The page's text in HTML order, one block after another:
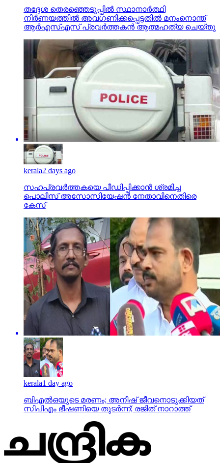
തദ്ദേശ തെരഞ്ഞെടുപ്പില്‍ സ്ഥാനാര്‍ത്ഥി
നിര്‍ണയത്തില്‍ അവഗണിക്കപ്പെട്ടതില്‍ മനംനൊന്ത്
ആര്‍എസ്എസ് പ്രവര്‍ത്തകന്‍ ആത്മഹത്യ ചെയ്തു
kerala2 days ago
സഹപ്രവര്‍ത്തകയെ പീഡിപ്പിക്കാന്‍ ശ്രമിച്ച
പൊലീസ് അസോസിയേഷന്‍ നേതാവിനെതിരെ
കേസ്
kerala1 day ago
ബിഎല്‍ഒയുടെ മരണം; അനീഷ് ജീവനൊടുക്കിയത്
സിപിഎം ഭീഷണിയെ തുടര്‍ന്ന്; രജിത് നാറാത്ത്